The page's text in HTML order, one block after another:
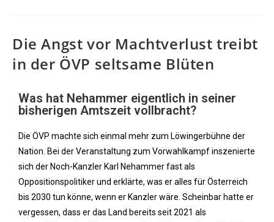
Die Angst vor Machtverlust treibt
in der ÖVP seltsame Blüten
Was hat Nehammer eigentlich in seiner
bisherigen Amtszeit vollbracht?
Die ÖVP machte sich einmal mehr zum Löwingerbühne der
Nation. Bei der Veranstaltung zum Vorwahlkampf inszenierte
sich der Noch-Kanzler Karl Nehammer fast als
Oppositionspolitiker und erklärte, was er alles für Österreich
bis 2030 tun könne, wenn er Kanzler wäre. Scheinbar hatte er
vergessen, dass er das Land bereits seit 2021 als